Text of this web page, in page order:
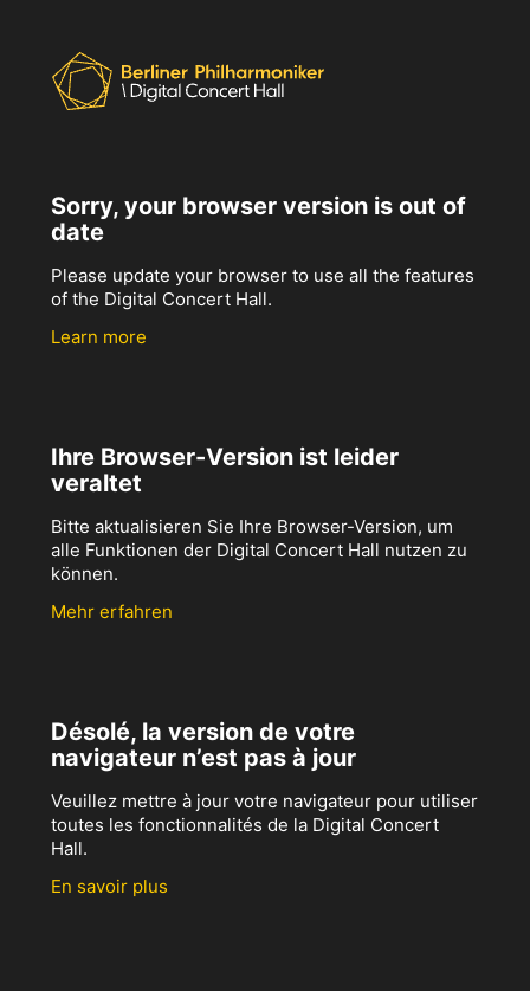
Sorry, your browser version is out of
date
Please update your browser to use all the features
of the Digital Concert Hall.
Learn more
Ihre Browser-Version ist leider
veraltet
Bitte aktualisieren Sie Ihre Browser-Version, um
alle Funktionen der Digital Concert Hall nutzen zu
können.
Mehr erfahren
Désolé, la version de votre
navigateur n’est pas à jour
Veuillez mettre à jour votre navigateur pour utiliser
toutes les fonctionnalités de la Digital Concert
Hall.
En savoir plus